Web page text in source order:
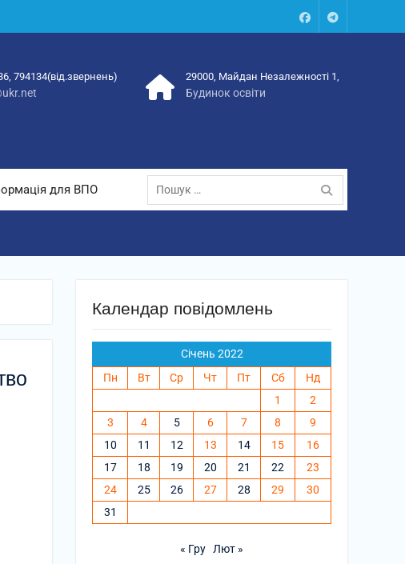
FacebookTalegram
794134(від.звернень) 29000, Майдан Незалежності 1,
Будинок освіти
для ВПО
Пошук:
Календар повідомлень
Січень 2022
Пн
Вт Ср Чт Пт Сб
Нд
1
2
3
4 5 6 7 8
9
10
11 12 13 14 15
16
17
18 19 20 21 22
23
24
25 26 27 28 29
30
31
« Гру Лют »